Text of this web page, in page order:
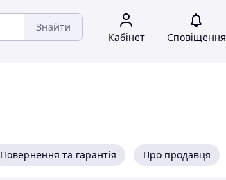
Знайти
Кабінет Сповіщення
Повернення та гарантія Про продавця